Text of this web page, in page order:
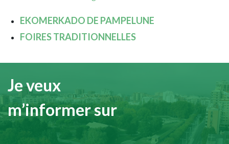
EKOMERKADO DE PAMPELUNE
FOIRES TRADITIONNELLES
Je veux
m’informer sur